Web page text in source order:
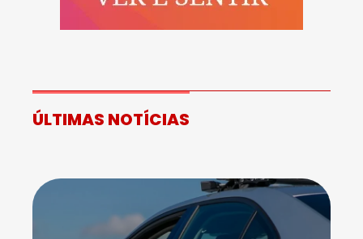
ÚLTIMAS NOTÍCIAS